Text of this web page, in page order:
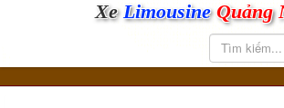
XeLimousineQuảng